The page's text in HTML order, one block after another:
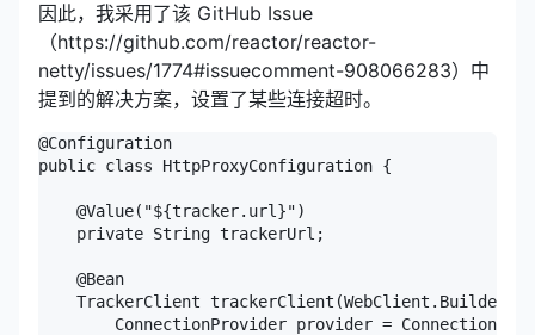
因此，我采用了该 GitHub Issue
（https://github.com/reactor/reactor-
netty/issues/1774#issuecomment-908066283）中
提到的解决方案，设置了某些连接超时。
@Configuration
public class HttpProxyConfiguration {
    @Value("${tracker.url}")
    private String trackerUrl;
    @Bean
TrackerClient trackerClient(WebClient.Builder
ConnectionProvider provider =